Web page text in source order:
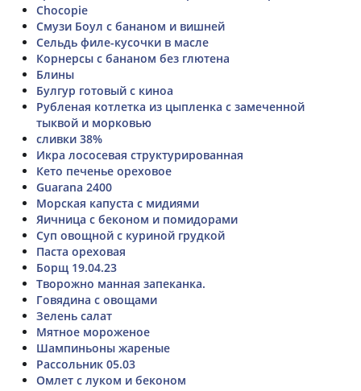
Chocopie
Смузи Боул с бананом и вишней
Сельдь филе-кусочки в масле
Корнерсы с бананом без глютена
Блины
Булгур готовый с киноа
Рубленая котлетка из цыпленка с замеченной
тыквой и морковью
сливки 38%
Икра лососевая структурированная
Кето печенье ореховое
Guarana 2400
Морская капуста с мидиями
Яичница с беконом и помидорами
Суп овощной с куриной грудкой
Паста ореховая
Борщ 19.04.23
Творожно манная запеканка.
Говядина с овощами
Зелень салат
Мятное мороженое
Шампиньоны жареные
Рассольник 05.03
Омлет с луком и беконом